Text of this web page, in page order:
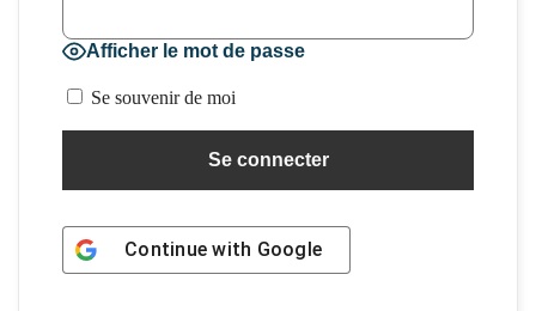
Afficher le mot de passe
Se souvenir de moi
Continue with Google